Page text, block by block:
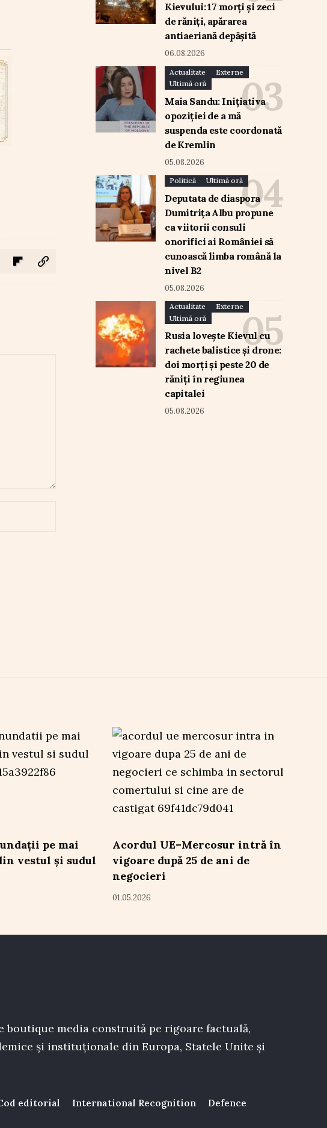
Kievului: 17 morți și zeci
de răniți, apărarea
antiaeriană depășită
06.08.2026
Actualitate
Externe
Ultimă oră
Maia Sandu: Inițiativa
opoziției de a mă
suspenda este coordonată
de Kremlin
05.08.2026
Politică Ultimă oră
Deputata de diaspora
Dumitrița Albu propune
ca viitorii consuli
onorifici ai României să
cunoască limba română la
nivel B2
05.08.2026
Actualitate
Externe
Ultimă oră
Rusia lovește Kievul cu
rachete balistice și drone:
doi morți și peste 20 de
răniți în regiunea
capitalei
05.08.2026
pe mai
vestul și sudul
Acordul UE–Mercosur intră în
vigoare după 25 de ani de
negocieri
01.05.2026
media construită pe rigoare factuală,
și instituționale din Europa, Statele Unite și
editorial International Recognition Defence